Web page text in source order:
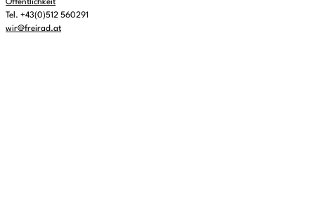
Öffentlichkeit
Tel. +43(0)512 560291
wir@freirad.at